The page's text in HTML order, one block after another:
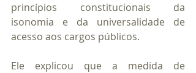
princípios constitucionais da
isonomia e da universalidade de
acesso aos cargos públicos.
Ele explicou que a medida de